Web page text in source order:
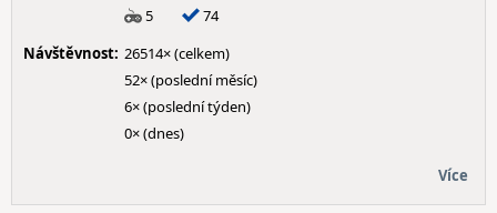
5
74
Návštěvnost: 26514× (celkem)
52× (poslední měsíc)
6× (poslední týden)
0× (dnes)
Více